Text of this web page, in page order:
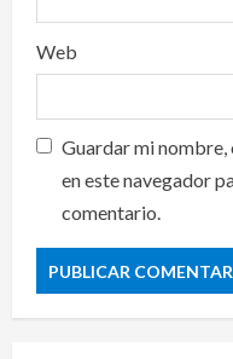
Web
Guardar mi
en este navegador
comentario.